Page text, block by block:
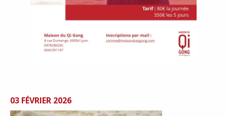
03 FÉVRIER 2026